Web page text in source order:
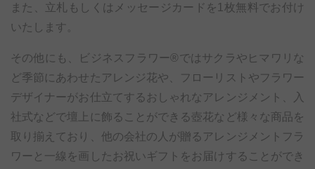
また、立札もしくはメッセージカードを1枚無料でお付け
いたします。
その他にも、ビジネスフラワー®ではサクラやヒマワリな
ど季節にあわせたアレンジ花や、フローリストやフラワー
デザイナーがお仕立てするおしゃれなアレンジメント、入
社式などで壇上に飾ることができる壺花など様々な商品を
取り揃えており、他の会社の人が贈るアレンジメントフラ
ワーと一線を画したお祝いギフトをお届けすることができ